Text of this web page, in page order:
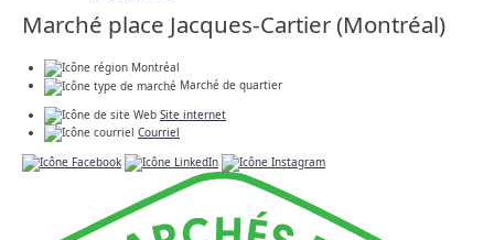
Marché place Jacques-Cartier (Montréal)
Montréal
Marché de quartier
Site internet
Courriel